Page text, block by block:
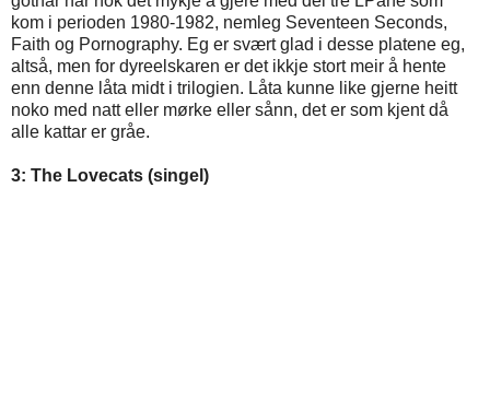
kom i perioden 1980-1982, nemleg Seventeen Seconds,
Faith og Pornography. Eg er svært glad i desse platene eg,
altså, men for dyreelskaren er det ikkje stort meir å hente
enn denne låta midt i trilogien. Låta kunne like gjerne heitt
noko med natt eller mørke eller sånn, det er som kjent då
alle kattar er gråe.
3: The Lovecats (singel)